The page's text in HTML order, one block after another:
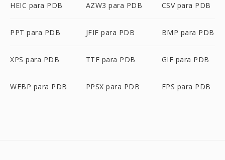
HEIC para PDB AZW3 para PDB CSV para PDB
PPT para PDB JFIF para PDB BMP para PDB
XPS para PDB TTF para PDB GIF para PDB
WEBP para PDB PPSX para PDB EPS para PDB